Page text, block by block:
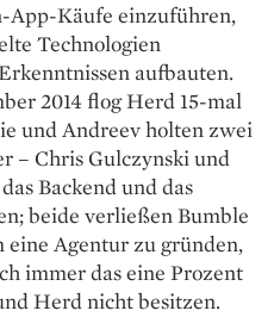
App-Käufe einzuführen,
Technologien
aufbauten.
2014 flog Herd 15-mal
und Andreev holten zwei
– Chris Gul­czynski und
Backend und das
beide ­verließen Bumble
eine Agentur zu gründen,
immer das eine Prozent
Herd nicht besitzen.